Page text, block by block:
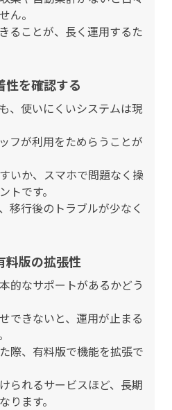
ん。
ることが、長く運用するた
性を確認する
、使いにくいシステムは現
フが利用をためらうことが
いか、スマホで問題なく操
トです。
移行後のトラブルが少なく
料版の拡張性
的なサポートがあるかどう
できないと、運用が止まる
際、有料版で機能を拡張で
られるサービスほど、長期
ります。